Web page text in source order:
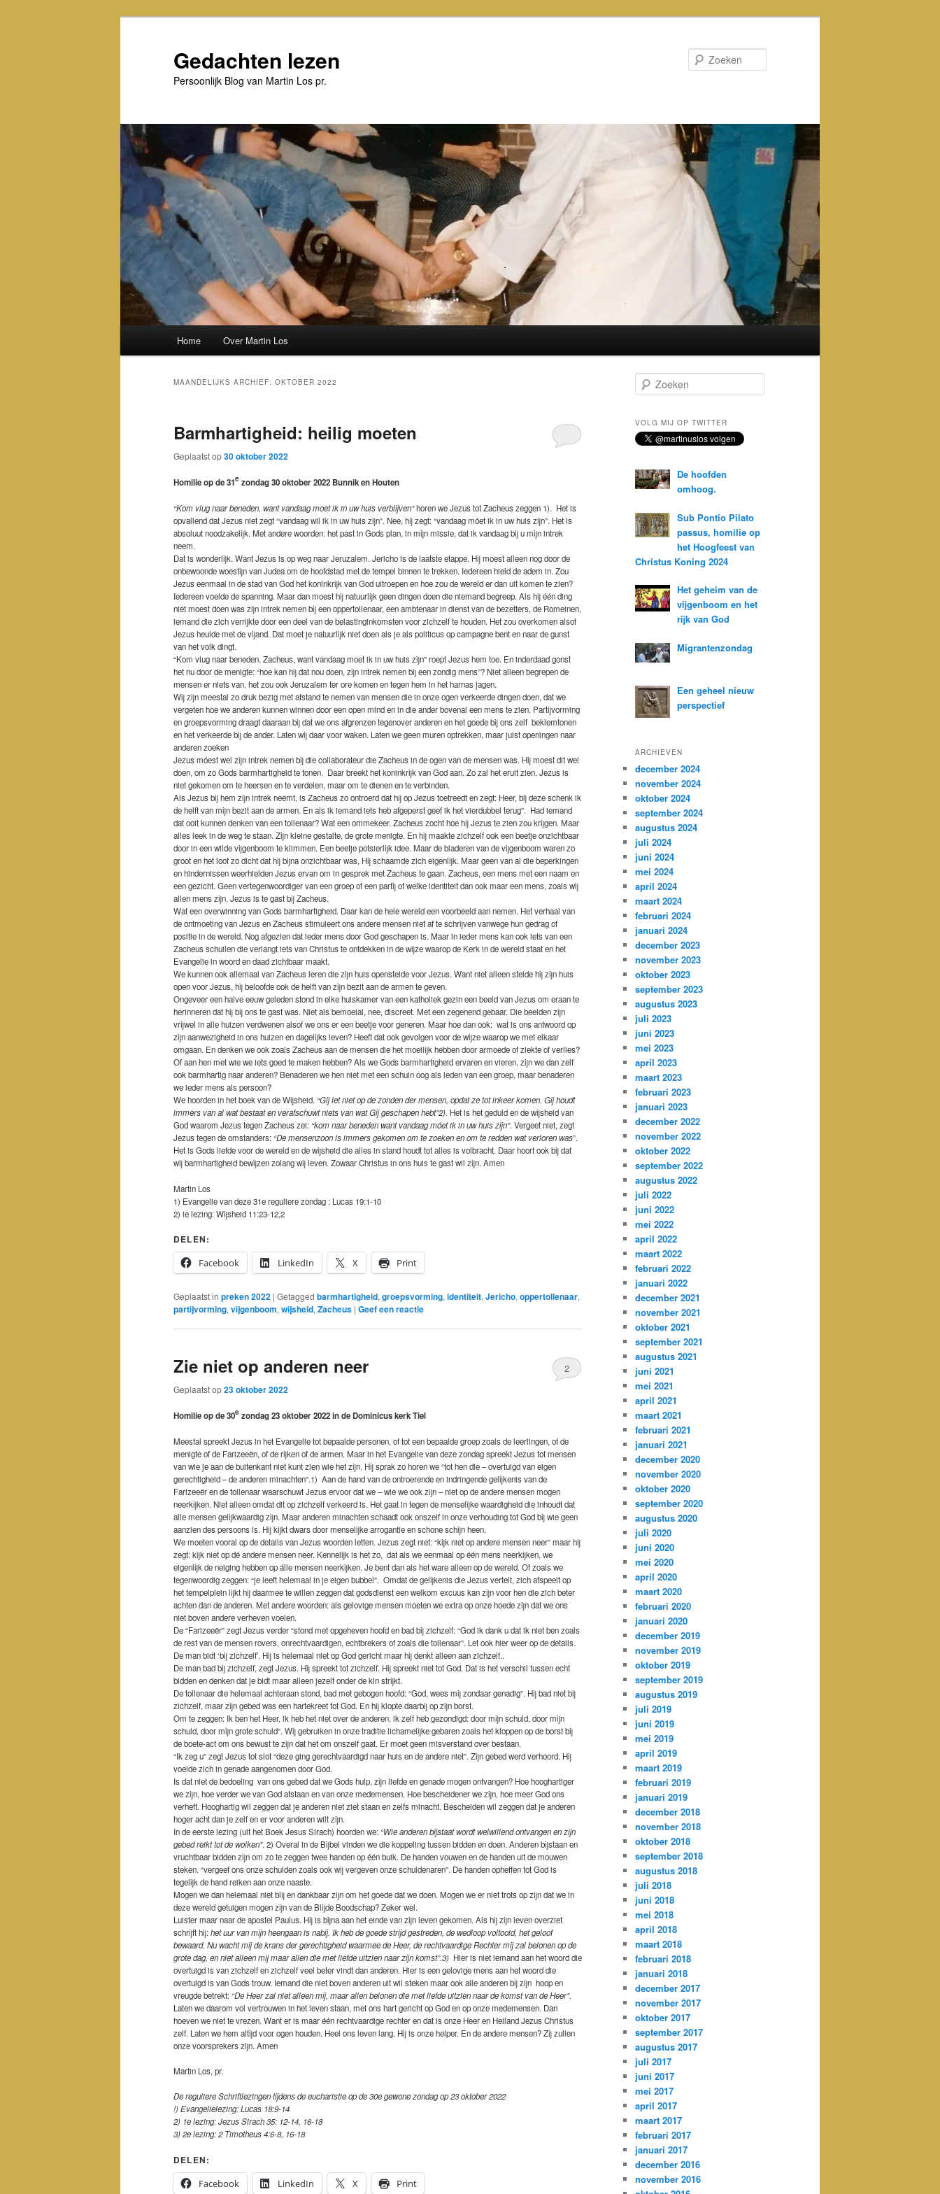
Gedachten lezen
Persoonlijk Blog van Martin Los pr.
Home Over Martin Los
MAANDELIJKS ARCHIEF: OKTOBER 2022
Barmhartigheid: heilig moeten
Geplaatst op30 oktober 2022
Homilie op de 31e zondag 30 oktober 2022 Bunnik en Houten
“Kom vlug naar beneden, want vandaag moet ik in uw huis verblijven”horen we Jezus tot Zacheus zeggen 1). Het is
opvallend dat Jezus niet zegt “vandaag wil ik in uw huis zijn”. Nee, hij zegt: “vandaag móet ik in uw huis zijn”. Het is
absoluut noodzakelijk. Met andere woorden: het past in Gods plan, in mijn missie, dat ik vandaag bij u mijn intrek
neem.
Dat is wonderlijk. Want Jezus is op weg naar Jeruzalem. Jericho is de laatste etappe. Hij moest alleen nog door de
onbewoonde woestijn van Judea om de hoofdstad met de tempel binnen te trekken. Iedereen hield de adem in. Zou
Jezus eenmaal in de stad van God het koninkrijk van God uitroepen en hoe zou de wereld er dan uit komen te zien?
Iedereen voelde de spanning. Maar dan moest hij natuurlijk geen dingen doen die niemand begreep. Als hij één ding
niet moest doen was zijn intrek nemen bij een oppertollenaar, een ambtenaar in dienst van de bezetters, de Romeinen,
iemand die zich verrijkte door een deel van de belastinginkomsten voor zichzelf te houden. Het zou overkomen alsof
Jezus heulde met de vijand. Dat moet je natuurlijk niet doen als je als politicus op campagne bent en naar de gunst
van het volk dingt.
“Kom vlug naar beneden, Zacheus, want vandaag moet ik in uw huis zijn” roept Jezus hem toe. En inderdaad gonst
het nu door de menigte: “hoe kan hij dat nou doen, zijn intrek nemen bij een zondig mens”? Niet alleen begrepen de
mensen er niets van, het zou ook Jeruzalem ter ore komen en tegen hem in het harnas jagen.
Wij zijn meestal zo druk bezig met afstand te nemen van mensen die in onze ogen verkeerde dingen doen, dat we
vergeten hoe we anderen kunnen winnen door een open mind en in die ander bovenal een mens te zien. Partijvorming
en groepsvorming draagt daaraan bij dat we ons afgrenzen tegenover anderen en het goede bij ons zelf beklemtonen
en het verkeerde bij de ander. Laten wij daar voor waken. Laten we geen muren optrekken, maar juist openingen naar
anderen zoeken
Jezus móest wel zijn intrek nemen bij die collaborateur die Zacheus in de ogen van de mensen was. Hij moest dit wel
doen, om zo Gods barmhartigheid te tonen. Daar breekt het koninkrijk van God aan. Zo zal het eruit zien. Jezus is
niet gekomen om te heersen en te verdelen, maar om te dienen en te verbinden.
Als Jezus bij hem zijn intrek neemt, is Zacheus zo ontroerd dat hij op Jezus toetreedt en zegt: Heer, bij deze schenk ik
de helft van mijn bezit aan de armen. En als ik iemand iets heb afgeperst geef ik het vierdubbel terug”. Had iemand
dat ooit kunnen denken van een tollenaar? Wat een ommekeer. Zacheus zocht hoe hij Jezus te zien zou krijgen. Maar
alles leek in de weg te staan. Zijn kleine gestalte, de grote menigte. En hij maakte zichzelf ook een beetje onzichtbaar
door in een wilde vijgenboom te klimmen. Een beetje potsierlijk idee. Maar de bladeren van de vijgenboom waren zo
groot en het loof zo dicht dat hij bijna onzichtbaar was, Hij schaamde zich eigenlijk. Maar geen van al die beperkingen
en hindernissen weerhielden Jezus ervan om in gesprek met Zacheus te gaan. Zacheus, een mens met een naam en
een gezicht. Geen vertegenwoordiger van een groep of een partij of welke identiteit dan ook maar een mens, zoals wij
allen mens zijn. Jezus is te gast bij Zacheus.
Wat een overwinning van Gods barmhartigheid. Daar kan de hele wereld een voorbeeld aan nemen. Het verhaal van
de ontmoeting van Jezus en Zacheus stimuleert ons andere mensen niet af te schrijven vanwege hun gedrag of
positie in de wereld. Nog afgezien dat ieder mens door God geschapen is. Maar in ieder mens kan ook iets van een
Zacheus schuilen die verlangt iets van Christus te ontdekken in de wijze waarop de Kerk in de wereld staat en het
Evangelie in woord en daad zichtbaar maakt.
We kunnen ook allemaal van Zacheus leren die zijn huis openstelde voor Jezus. Want niet alleen stelde hij zijn huis
open voor Jezus, hij beloofde ook de helft van zijn bezit aan de armen te geven.
Ongeveer een halve eeuw geleden stond in elke huiskamer van een katholiek gezin een beeld van Jezus om eraan te
herinneren dat hij bij ons te gast was. Niet als bemoeial, nee, discreet. Met een zegenend gebaar. Die beelden zijn
vrijwel in alle huizen verdwenen alsof we ons er een beetje voor generen. Maar hoe dan ook: wat is ons antwoord op
zijn aanwezigheid in ons huizen en dagelijks leven? Heeft dat ook gevolgen voor de wijze waarop we met elkaar
omgaan. En denken we ook zoals Zacheus aan de mensen die het moeilijk hebben door armoede of ziekte of verlies?
Of aan hen met wie we iets goed te maken hebben? Als we Gods barmhartigheid ervaren en vieren, zijn we dan zelf
ook barmhartig naar anderen? Benaderen we hen niet met een schuin oog als leden van een groep, maar benaderen
we ieder mens als persoon?
We hoorden in het boek van de Wijsheid. “Gij let niet op de zonden der mensen, opdat ze tot inkeer komen. Gij houdt
immers van al wat bestaat en verafschuwt niets van wat Gij geschapen hebt”2). Het is het geduld en de wijsheid van
God waarom Jezus tegen Zacheus zei: “kom naar beneden want vandaag móet ik in uw huis zijn”. Vergeet niet, zegt
Jezus tegen de omstanders: “De mensenzoon is immers gekomen om te zoeken en om te redden wat verloren was”.
Het is Gods liefde voor de wereld en de wijsheid die alles in stand houdt tot alles is volbracht. Daar hoort ook bij dat
wij barmhartigheid bewijzen zolang wij leven. Zowaar Christus in ons huis te gast wil zijn. Amen
Martin Los
1) Evangelie van deze 31e reguliere zondag : Lucas 19:1-10
2) ie lezing: Wijsheid 11:23-12,2
DELEN:
Facebook
LinkedIn X Print
Geplaatst in preken 2022 | Getagged barmhartigheid, groepsvorming, identiteit, Jericho, oppertollenaar,
partijvorming, vijgenboom, wijsheid, Zacheus | Geef een reactie
Zie niet op anderen neer
Geplaatst op23 oktober 2022
2
Homilie op de 30e zondag 23 oktober 2022 in de Dominicus kerk Tiel
Meestal spreekt Jezus in het Evangelie tot bepaalde personen, of tot een bepaalde groep zoals de leerlingen, of de
menigte of de Farizeeën, of de rijken of de armen. Maar in het Evangelie van deze zondag spreekt Jezus tot mensen
van wie je aan de buitenkant niet kunt zien wie het zijn. Hij sprak zo horen we “tot hen die – overtuigd van eigen
gerechtigheid – de anderen minachten”.1) Aan de hand van de ontroerende en indringende gelijkenis van de
Farizeeër en de tollenaar waarschuwt Jezus ervoor dat we – wie we ook zijn – niet op de andere mensen mogen
neerkijken. Niet alleen omdat dit op zichzelf verkeerd is. Het gaat in tegen de menselijke waardigheid die inhoudt dat
alle mensen gelijkwaardig zijn. Maar anderen minachten schaadt ook onszelf in onze verhouding tot God bij wie geen
aanzien des persoons is. Hij kijkt dwars door menselijke arrogantie en schone schijn heen.
We moeten vooral op de details van Jezus woorden letten. Jezus zegt niet: “kijk niet op andere mensen neer” maar hij
zegt: kijk niet op dé andere mensen neer. Kennelijk is het zo, dat als we eenmaal op één mens neerkijken, we
eigenlijk de neiging hebben op álle mensen neerkijken. Je bent dan als het ware alleen op de wereld. Of zoals we
tegenwoordig zeggen: “je leeft helemaal in je eigen bubbel”. Omdat de gelijkenis die Jezus vertelt, zich afspeelt op
het tempelplein lijkt hij daarmee te willen zeggen dat godsdienst een welkom excuus kan zijn voor hen die zich beter
achten dan de anderen. Met andere woorden: als gelovige mensen moeten we extra op onze hoede zijn dat we ons
niet boven andere verheven voelen.
De “Farizeeër” zegt Jezus verder “stond met opgeheven hoofd en bad bij zichzelf: “God ik dank u dat ik niet ben zoals
de rest van de mensen rovers, onrechtvaardigen, echtbrekers of zoals die tollenaar”. Let ook hier weer op de details.
De man bidt ‘bij zichzelf’. Hij is helemaal niet op God gericht maar hij denkt alleen aan zichzelf..
De man bad bij zichzelf, zegt Jezus. Hij spreekt tot zichzelf. Hij spreekt niet tot God. Dat is het verschil tussen echt
bidden en denken dat je bidt maar alleen jezelf onder de kin strijkt.
De tollenaar die helemaal achteraan stond, bad met gebogen hoofd: “God, wees mij zondaar genadig”. Hij bad niet bij
zichzelf, maar zijn gebed was een hartekreet tot God. En hij klopte daarbij op zijn borst.
Om te zeggen: Ik ben het Heer, ik heb het niet over de anderen, ik zelf heb gezondigd: door mijn schuld, door mijn
schuld, door mijn grote schuld”. Wij gebruiken in onze traditie lichamelijke gebaren zoals het kloppen op de borst bij
de boete-act om ons bewust te zijn dat het om onszelf gaat. Er moet geen misverstand over bestaan.
“Ik zeg u” zegt Jezus tot slot “deze ging gerechtvaardigd naar huis en de andere niet”. Zijn gebed werd verhoord. Hij
voelde zich in genade aangenomen door God.
Is dat niet de bedoeling van ons gebed dat we Gods hulp, zijn liefde en genade mogen ontvangen? Hoe hooghartiger
we zijn, hoe verder we van God afstaan en van onze medemensen. Hoe bescheidener we zijn, hoe meer God ons
verheft. Hooghartig wil zeggen dat je anderen niet ziet staan en zelfs minacht. Bescheiden wil zeggen dat je anderen
hoger acht dan je zelf en er voor anderen wilt zijn.
In de eerste lezing (uit het Boek Jesus Sirach) hoorden we: “Wie anderen bijstaat wordt welwillend ontvangen en zijn
gebed reikt tot de wolken”. 2) Overal in de Bijbel vinden we die koppeling tussen bidden en doen. Anderen bijstaan en
vruchtbaar bidden zijn om zo te zeggen twee handen op één buik. De handen vouwen en de handen uit de mouwen
steken. “vergeef ons onze schulden zoals ook wij vergeven onze schuldenaren”. De handen opheffen tot God is
tegelijk de hand reiken aan onze naaste.
Mogen we dan helemaal niet blij en dankbaar zijn om het goede dat we doen. Mogen we er niet trots op zijn dat we in
deze wereld getuigen mogen zijn van de Blijde Boodschap? Zeker wel.
Luister maar naar de apostel Paulus. Hij is bijna aan het einde van zijn leven gekomen. Als hij zijn leven overziet
schrijft hij:het uur van mijn heengaan is nabij. Ik heb de goede strijd gestreden, de wedloop voltooid, het geloof
bewaard. Nu wacht mij de krans der gerechtigheid waarmee de Heer, de rechtvaardige Rechter mij zal belonen op de
grote dag, en niet alleen mij maar allen die met liefde uitzien naar zijn komst”.3) Hier is niet iemand aan het woord die
overtuigd is van zichzelf en zichzelf veel beter vindt dan anderen. Hier is een gelovige mens aan het woord die
overtuigd is van Gods trouw. Iemand die niet boven anderen uit wil steken maar ook alle anderen bij zijn hoop en
vreugde betrekt: “De Heer zal niet alleen mij, maar allen belonen die met liefde uitzien naar de komst van de Heer”.
Laten we daarom vol vertrouwen in het leven staan, met ons hart gericht op God en op onze medemensen. Dan
hoeven we niet te vrezen. Want er is maar één rechtvaardige rechter en dat is onze Heer en Heiland Jezus Christus
zelf. Laten we hem altijd voor ogen houden. Heel ons leven lang. Hij is onze helper. En de andere mensen? Zij zullen
onze voorsprekers zijn. Amen
Martin Los, pr.
De reguliere Schriftlezingen tijdens de eucharistie op de 30e gewone zondag op 23 oktober 2022
!) Evangelielezing: Lucas 18:9-14
2) 1e lezing: Jezus Sirach 35: 12-14, 16-18
3) 2e lezing: 2 Timotheus 4:6-8, 16-18
DELEN:
Facebook
LinkedIn X Print
o
k
e
n
VOLG MIJ OP TWITTER
De hoofden
omhoog.
Sub Pontio Pilato
passus, homilie op
het Hoogfeest van
Christus Koning 2024
Het geheim van de
vijgenboom en het
rijk van God
Migrantenzondag
Een geheel nieuw
perspectief
ARCHIEVEN
december 2024
november 2024
oktober 2024
september 2024
augustus 2024
juli 2024
juni 2024
mei 2024
april 2024
maart 2024
februari 2024
januari 2024
december 2023
november 2023
oktober 2023
september 2023
augustus 2023
juli 2023
juni 2023
mei 2023
april 2023
maart 2023
februari 2023
januari 2023
december 2022
november 2022
oktober 2022
september 2022
augustus 2022
juli 2022
juni 2022
mei 2022
april 2022
maart 2022
februari 2022
januari 2022
december 2021
november 2021
oktober 2021
september 2021
augustus 2021
juni 2021
mei 2021
april 2021
maart 2021
februari 2021
januari 2021
december 2020
november 2020
oktober 2020
september 2020
augustus 2020
juli 2020
juni 2020
mei 2020
april 2020
maart 2020
februari 2020
januari 2020
december 2019
november 2019
oktober 2019
september 2019
augustus 2019
juli 2019
juni 2019
mei 2019
april 2019
maart 2019
februari 2019
januari 2019
december 2018
november 2018
oktober 2018
september 2018
augustus 2018
juli 2018
juni 2018
mei 2018
april 2018
maart 2018
februari 2018
januari 2018
december 2017
november 2017
oktober 2017
september 2017
augustus 2017
juli 2017
juni 2017
mei 2017
april 2017
maart 2017
februari 2017
januari 2017
december 2016
november 2016